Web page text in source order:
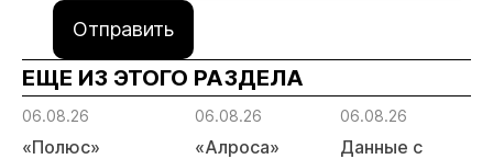
Отправить
ЕЩЕ ИЗ ЭТОГО РАЗДЕЛА
06.08.26
«Полюс»
06.08.26
«Алроса»
06.08.26
Данные с